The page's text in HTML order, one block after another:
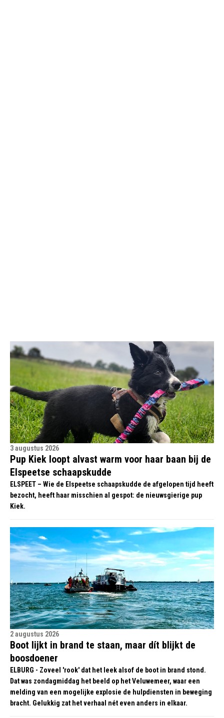
3 augustus 2026
Pup Kiek loopt alvast warm voor haar baan bij de
Elspeetse schaapskudde
ELSPEET – Wie de Elspeetse schaapskudde de afgelopen tijd heeft
bezocht, heeft haar misschien al gespot: de nieuwsgierige pup
Kiek.
2 augustus 2026
Boot lijkt in brand te staan, maar dít blijkt de
boosdoener
ELBURG - Zoveel 'rook' dat het leek alsof de boot in brand stond.
Dat was zondagmiddag het beeld op het Veluwemeer, waar een
melding van een mogelijke explosie de hulpdiensten in beweging
bracht. Gelukkig zat het verhaal nét even anders in elkaar.